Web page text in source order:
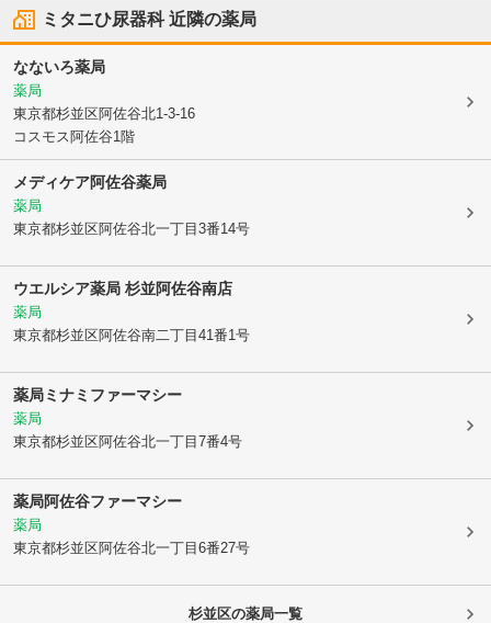
ミタニひ尿器科近隣の薬局
なないろ薬局
薬局
東京都杉並区阿佐谷北1-3-16
コスモス阿佐谷1階
メディケア阿佐谷薬局
薬局
東京都杉並区阿佐谷北一丁目3番14号
ウエルシア薬局 杉並阿佐谷南店
薬局
東京都杉並区阿佐谷南二丁目41番1号
薬局ミナミファーマシー
薬局
東京都杉並区阿佐谷北一丁目7番4号
薬局阿佐谷ファーマシー
薬局
東京都杉並区阿佐谷北一丁目6番27号
杉並区の薬局一覧